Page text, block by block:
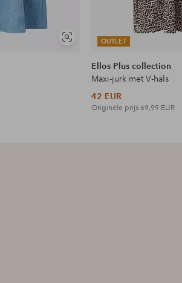
SoortgelijkeOUTLET
Ellos Plus collection
Maxi-jurk met V-hals
42 EUR
Originele prijs 69,99 EUR